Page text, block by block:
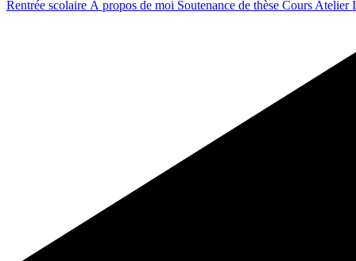
Rentrée scolaire À propos de moi Soutenance de thèse Cours Atelier